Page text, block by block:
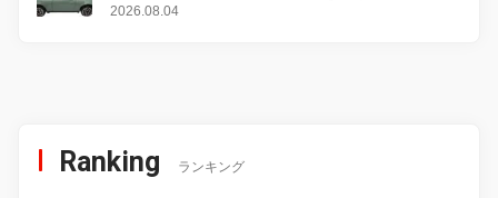
2026.08.04
Ranking ランキング